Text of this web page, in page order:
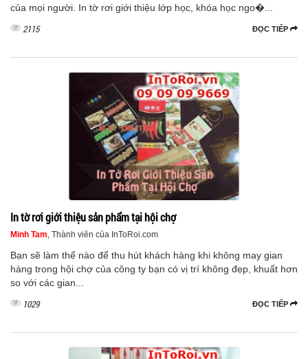
của mọi người. In tờ rơi giới thiệu lớp học, khóa học ngo�...
ĐỌC TIẾP
2115
In tờ rơi giới thiệu sản phẩm tại hội chợ
Minh Tam , Thành viên của InToRoi.com
Bạn sẽ làm thế nào để thu hút khách hàng khi không may gian
hàng trong hội chợ của công ty bạn có vị trí không đẹp, khuất hơn
so với các gian...
ĐỌC TIẾP
1029